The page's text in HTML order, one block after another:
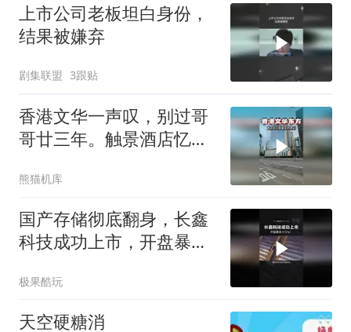
上市公司老板坦白身份，
结果被嫌弃
剧集联盟 3跟贴
香港文华一声叹，别过哥
哥廿三年。触景酒店忆芳
熊猫机库
国产存储彻底翻身，长鑫
科技成功上市，开盘暴涨
极果酷玩
天空硬糖消